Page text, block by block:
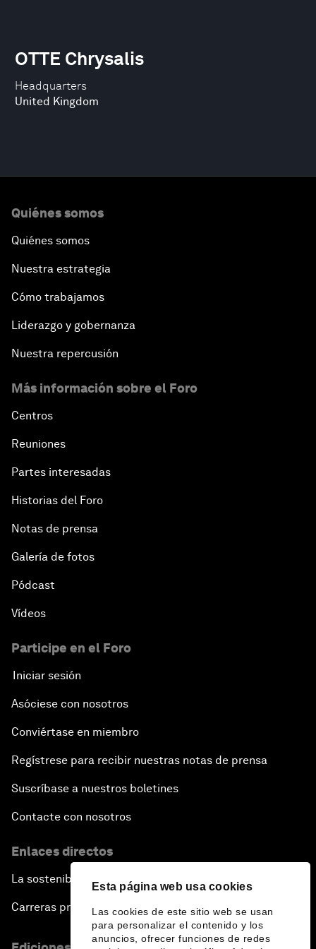
Esta página web usa cookies
Las cookies de este sitio web se usan
para personalizar el contenido y los
anuncios, ofrecer funciones de redes
Headquarters
United Kingdom
OTTE Chrysalis
Quiénes somos
Quiénes somos
Nuestra estrategia
Cómo trabajamos
Liderazgo y gobernanza
Nuestra repercusión
Más información sobre el Foro
Centros
Reuniones
Partes interesadas
Historias del Foro
Notas de prensa
Galería de fotos
Pódcast
Vídeos
Participe en el Foro
Iniciar sesión
Asóciese con nosotros
Conviértase en miembro
Regístrese para recibir nuestras notas de prensa
Suscríbase a nuestros boletines
Contacte con nosotros
Enlaces directos
La sostenibilidad en el Foro
Carreras profesionales